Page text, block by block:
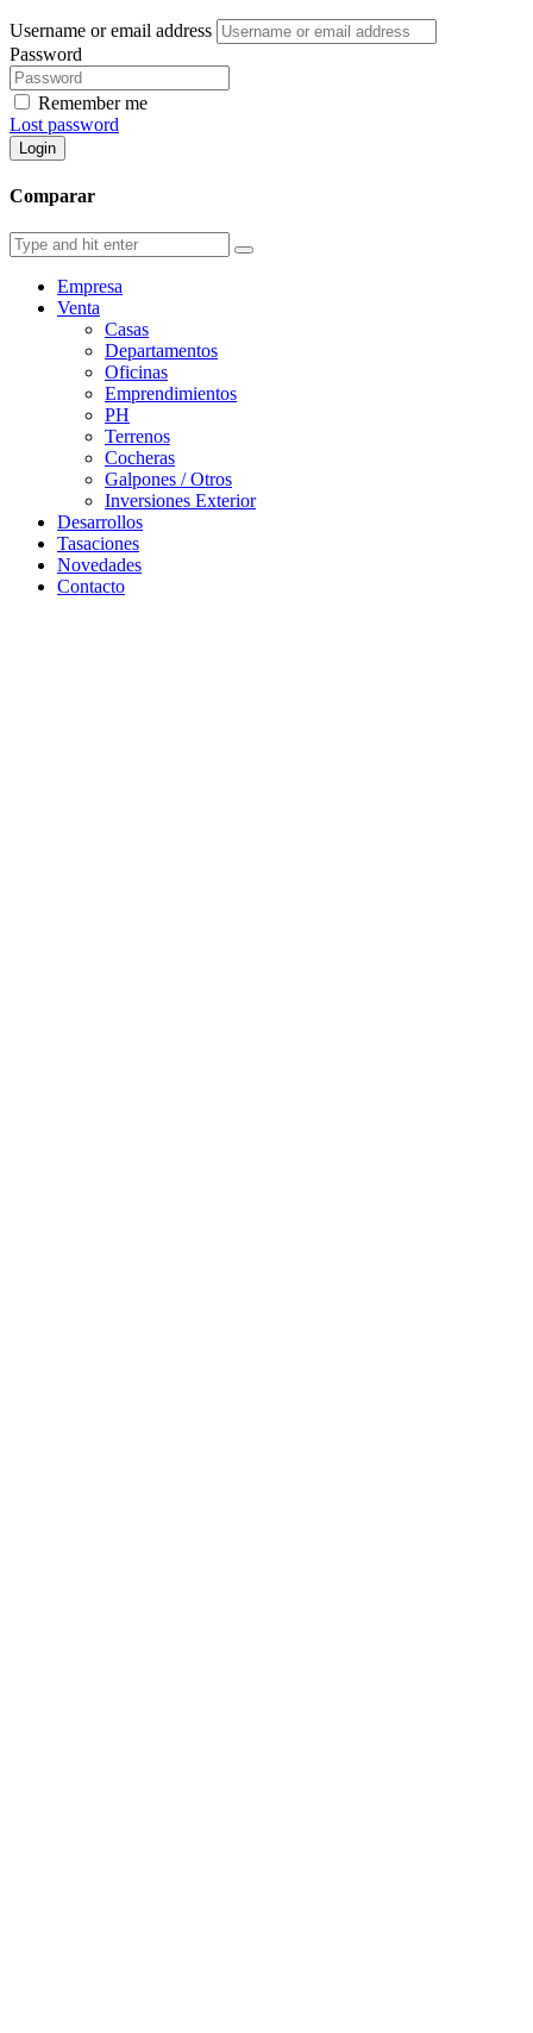
Username or email address
Password
Remember me
Lost password
Login
Comparar
Empresa
Venta
Casas
Departamentos
Oficinas
Emprendimientos
PH
Terrenos
Cocheras
Galpones / Otros
Inversiones Exterior
Desarrollos
Tasaciones
Novedades
Contacto